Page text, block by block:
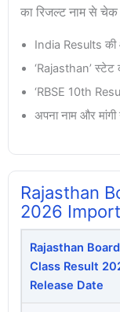
का रिजल्ट नाम से
India Results की
‘Rajasthan’
‘RBSE 10th
अपना नाम और
Rajasthan
2026
Rajasthan
Class Result
Release Date